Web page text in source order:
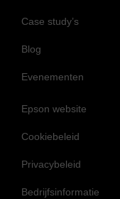
Case study’s
Blog
Evenementen
Epson website
Cookiebeleid
Privacybeleid
Bedrijfsinformatie